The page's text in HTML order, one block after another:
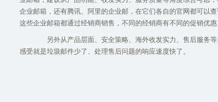
企业邮箱，还有腾讯、阿里的企业邮，在它们各自的官网都可以
这些企业邮箱都通过经销商销售，不同的经销商有不同的促销优
另外从产品层面、安全策略、海外收发实力、售后服务等
感受就是垃圾邮件少了、处理售后问题的响应速度快了。